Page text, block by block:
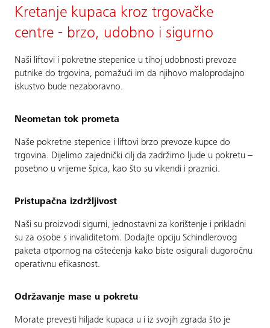
Kretanje kupaca kroz trgovačke
centre - brzo, udobno i sigurno
Naši liftovi i pokretne stepenice u tihoj udobnosti prevoze
putnike do trgovina, pomažući im da njihovo maloprodajno
iskustvo bude nezaboravno.
Neometan tok prometa
Naše pokretne stepenice i liftovi brzo prevoze kupce do
trgovina. Dijelimo zajednički cilj da zadržimo ljude u pokretu –
posebno u vrijeme špica, kao što su vikendi i praznici.
Pristupačna izdržljivost
Naši su proizvodi sigurni, jednostavni za korištenje i prikladni
su za osobe s invaliditetom. Dodajte opciju Schindlerovog
paketa otpornog na oštećenja kako biste osigurali dugoročnu
operativnu efikasnost.
Održavanje mase u pokretu
Morate prevesti hiljade kupaca u i iz svojih zgrada što je